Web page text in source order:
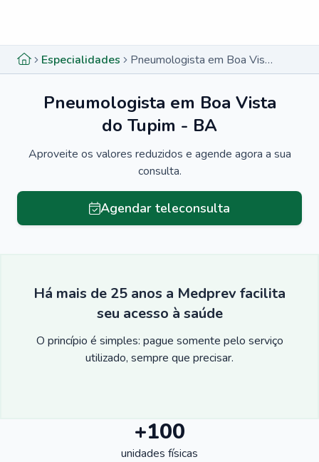
Especialidades Pneumologista em Boa Vista do Tupim - BA
Pneumologista em Boa Vista
do Tupim - BA
Aproveite os valores reduzidos e agende agora a sua
consulta.
Agendar teleconsulta
Há mais de 25 anos a Medprev facilita
seu acesso à saúde
O princípio é simples: pague somente pelo serviço
utilizado, sempre que precisar.
+100
unidades físicas